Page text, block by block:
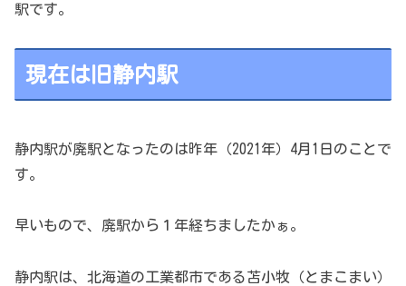
駅です。
現在は旧静内駅
静内駅が廃駅となったのは昨年（2021年）4月1日のことで
す。
早いもので、廃駅から１年経ちましたかぁ。
静内駅は、北海道の工業都市である苫小牧（とまこまい）